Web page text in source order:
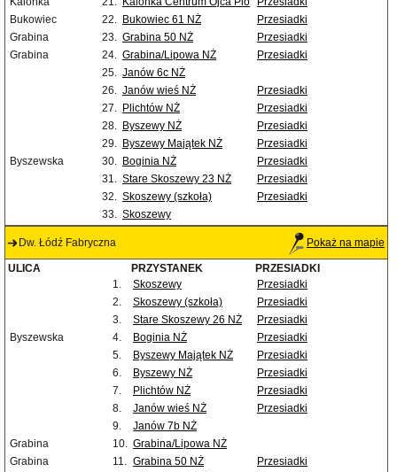
Bukowiec
22. Bukowiec 61 NŻ
Przesiadki
Grabina
23. Grabina 50 NŻ
Przesiadki
Grabina
24. Grabina/Lipowa NŻ
Przesiadki
25. Janów 6c NŻ
26. Janów wieś NŻ
Przesiadki
27. Plichtów NŻ
Przesiadki
28. Byszewy NŻ
Przesiadki
29. Byszewy Majątek NŻ
Przesiadki
Byszewska
30. Boginia NŻ
Przesiadki
31. Stare Skoszewy 23 NŻ
Przesiadki
32. Skoszewy (szkoła)
Przesiadki
33. Skoszewy
Dw. Łódź Fabryczna Pokaż na mapie
ULICA PRZYSTANEK
PRZESIADKI
1.
Skoszewy
Przesiadki
2.
Skoszewy (szkoła)
Przesiadki
3.
Stare Skoszewy 26 NŻ
Przesiadki
Byszewska
4. Boginia NŻ
Przesiadki
5.
Byszewy Majątek NŻ
Przesiadki
6.
Byszewy NŻ
Przesiadki
7.
Plichtów NŻ
Przesiadki
8.
Janów wieś NŻ
Przesiadki
9.
Janów 7b NŻ
Grabina
10. Grabina/Lipowa NŻ
Grabina
11. Grabina 50 NŻ
Przesiadki